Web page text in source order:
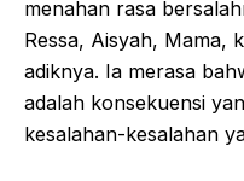
menahan rasa
Ressa, Aisyah, Mama,
adiknya. Ia merasa
adalah konsekuensi
kesalahan-kesalahan